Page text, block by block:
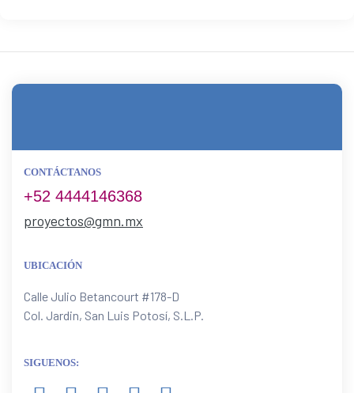
CONTÁCTANOS
+52 4444146368
proyectos@gmn.mx
UBICACIÓN
Calle Julio Betancourt #178-D
Col. Jardin, San Luis Potosí, S.L.P.
SIGUENOS: